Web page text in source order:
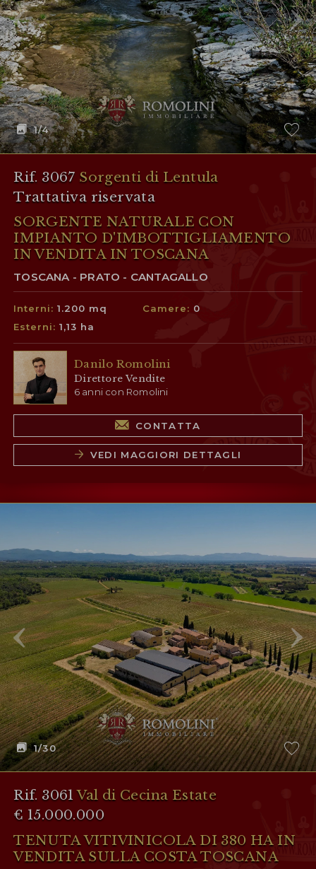
1/4
Rif. 3067 Sorgenti di Lentula
Trattativa riservata
SORGENTE NATURALE CON
IMPIANTO D'IMBOTTIGLIAMENTO
IN VENDITA IN TOSCANA
TOSCANA - PRATO - CANTAGALLO
Interni:1.200 mq Camere: 0
Esterni:1,13 ha
Danilo Romolini
Direttore Vendite
6 anni con Romolini
CONTATTA
VEDI MAGGIORI DETTAGLI
1/30
Rif. 3061Val di Cecina Estate
€ 15.000.000
TENUTA VITIVINICOLA DI 380 HA IN
VENDITA SULLA COSTA TOSCANA